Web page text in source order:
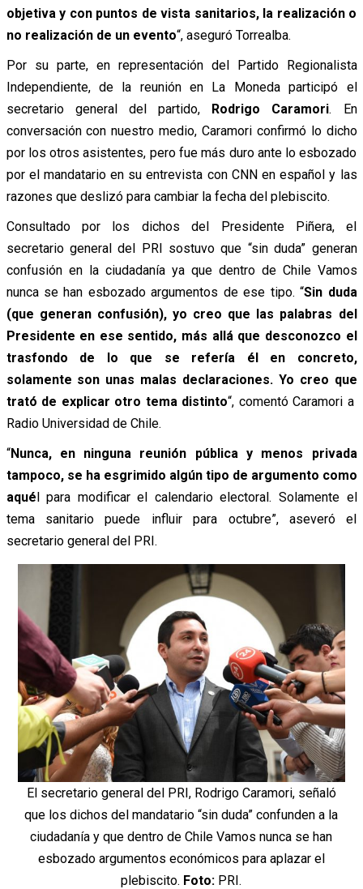
objetiva y con puntos de vista sanitarios, la realización o
no realización de un evento“, aseguró Torrealba.
Por su parte, en representación del Partido Regionalista
Independiente, de la reunión en La Moneda participó el
secretario general del partido, Rodrigo Caramori. En
conversación con nuestro medio, Caramori confirmó lo dicho
por los otros asistentes, pero fue más duro ante lo esbozado
por el mandatario en su entrevista con CNN en español y las
razones que deslizó para cambiar la fecha del plebiscito.
Consultado por los dichos del Presidente Piñera, el
secretario general del PRI sostuvo que “sin duda” generan
confusión en la ciudadanía ya que dentro de Chile Vamos
nunca se han esbozado argumentos de ese tipo.“Sin duda
(que generan confusión), yo creo que las palabras del
Presidente en ese sentido, más allá que desconozco el
trasfondo de lo que se refería él en concreto,
solamente son unas malas declaraciones. Yo creo que
trató de explicar otro tema distinto“, comentó Caramori a
Radio Universidad de Chile.
“Nunca, en ninguna reunión pública y menos privada
tampoco, se ha esgrimido algún tipo de argumento como
aquél para modificar el calendario electoral. Solamente el
tema sanitario puede influir para octubre”, aseveró el
secretario general del PRI.
El secretario general del PRI, Rodrigo Caramori, señaló
que los dichos del mandatario “sin duda” confunden a la
ciudadanía y que dentro de Chile Vamos nunca se han
esbozado argumentos económicos para aplazar el
plebiscito. Foto: PRI.